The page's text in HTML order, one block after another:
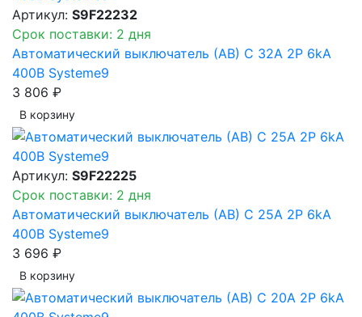
Артикул: S9F22232
Срок поставки: 2 дня
Автоматический выключатель (АВ) C 32A 2P 6kA
400В Systeme9
3 806 ₽
В корзинy
Артикул: S9F22225
Срок поставки: 2 дня
Автоматический выключатель (АВ) C 25A 2P 6kA
400В Systeme9
3 696 ₽
В корзинy